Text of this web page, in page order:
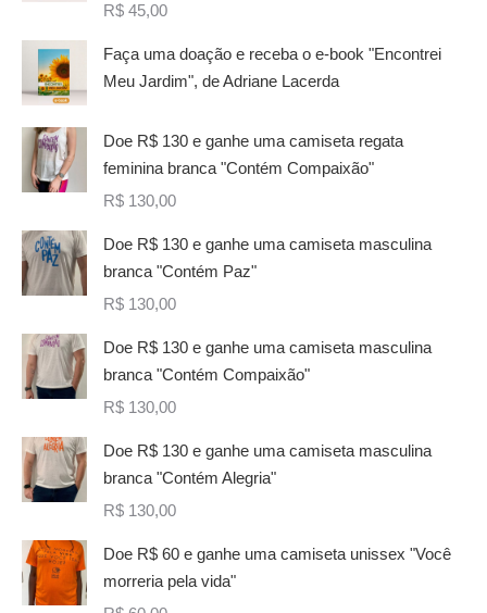
R$ 45,00
Faça uma doação e receba o e-book "Encontrei
Meu Jardim", de Adriane Lacerda
Doe R$ 130 e ganhe uma camiseta regata
feminina branca "Contém Compaixão"
R$ 130,00
Doe R$ 130 e ganhe uma camiseta masculina
branca "Contém Paz"
R$ 130,00
Doe R$ 130 e ganhe uma camiseta masculina
branca "Contém Compaixão"
R$ 130,00
Doe R$ 130 e ganhe uma camiseta masculina
branca "Contém Alegria"
R$ 130,00
Doe R$ 60 e ganhe uma camiseta unissex "Você
morreria pela vida"